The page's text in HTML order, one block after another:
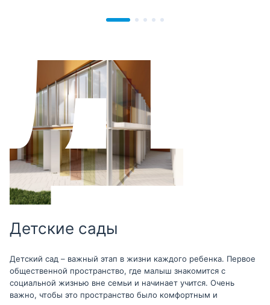
Детские сады
Детский сад – важный этап в жизни каждого ребенка. Первое
общественной пространство, где малыш знакомится с
социальной жизнью вне семьи и начинает учится. Очень
важно, чтобы это пространство было комфортным и